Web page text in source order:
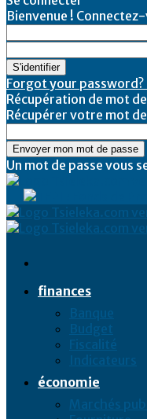
Bienvenue !
Forgot your password?
Récupération de mot
Récupérer votre mot
Un mot de passe vous
finances
Banque
Budget
Fiscalité
Indicateurs
économie
Marchés